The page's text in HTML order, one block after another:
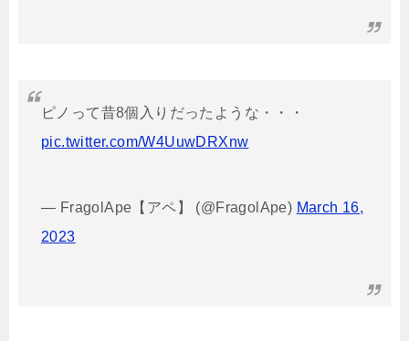
ピノって昔8個入りだったような・・・
pic.twitter.com/W4UuwDRXnw
— FragolApe【アペ】 (@FragolApe) March 16,
2023